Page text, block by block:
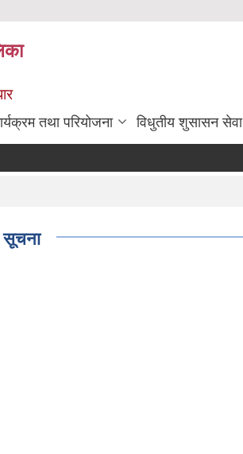
तथा परियोजना विधुतीय शुसासन सेवा
सूचना